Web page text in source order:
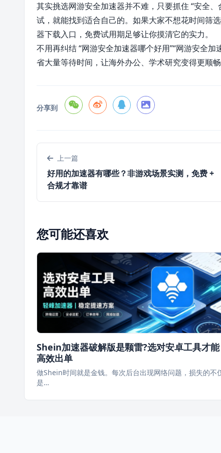
其实挑选网游安全加速器并不难，只要抓住 “安全
试，就能找到适合自己的。如果大家不想花时间筛
器下载入口，免费试用期足够让你摸清它的实力。
不用再纠结 “网游安全加速器哪个好用”“网游安全
省大量等待时间，让海外办公、学术研究变得更顺
分享到
上一篇
好用的加速器有哪些？非游戏场景实测，免费 +
合规才靠谱
您可能还喜欢
Shein加速器破解版是颗雷?选对安卓工具才能
高效出单
做Shein时间就是金钱。每次后台出现网络问题，损失的不
是…